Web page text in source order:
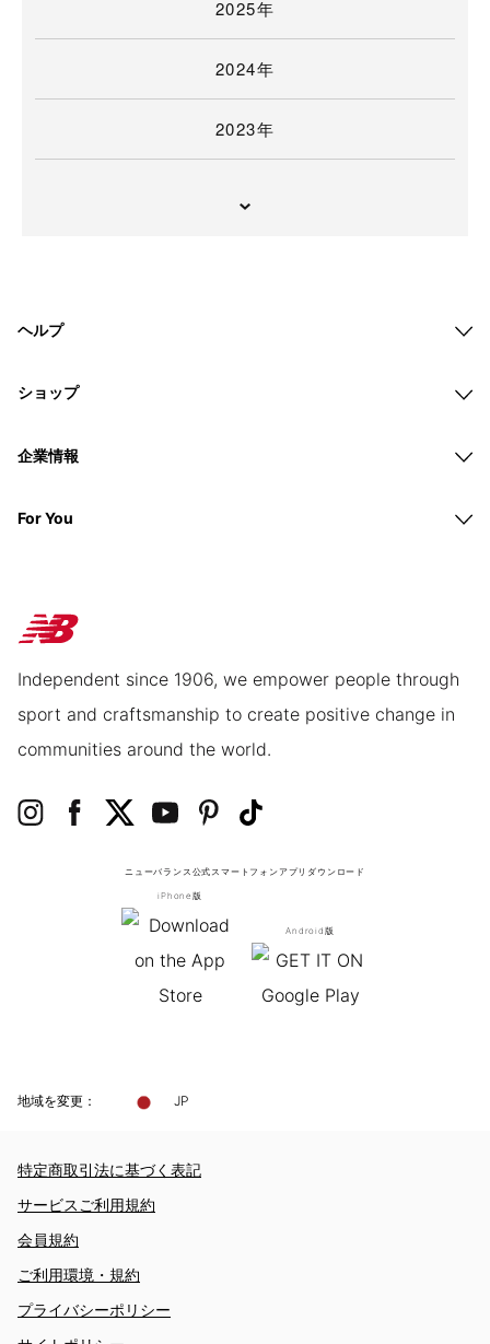
2025年
2024年
2023年
ヘルプ
ショップ
企業情報
For You
Independent since 1906, we empower people through
sport and craftsmanship to create positive change in
communities around the world.
ニューバランス公式スマートフォンアプリ ダウンロード
iPhone版
Android版
地域を変更： JP
特定商取引法に基づく表記
サービスご利用規約
会員規約
ご利用環境・規約
プライバシーポリシー